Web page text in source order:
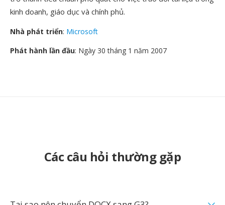
kinh doanh, giáo dục và chính phủ.
Nhà phát triển: Microsoft
Phát hành lần đầu: Ngày 30 tháng 1 năm 2007
Các câu hỏi thường gặp